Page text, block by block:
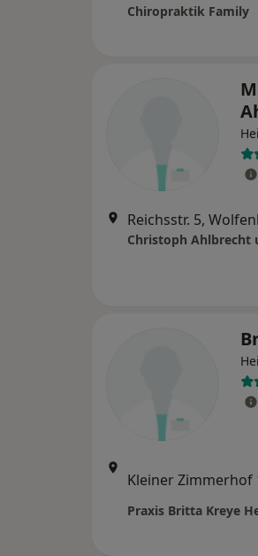
Chiropraktik Family
Reichsstr. 5,
Christoph Ahlbrecht
Praxis Britta Kreye